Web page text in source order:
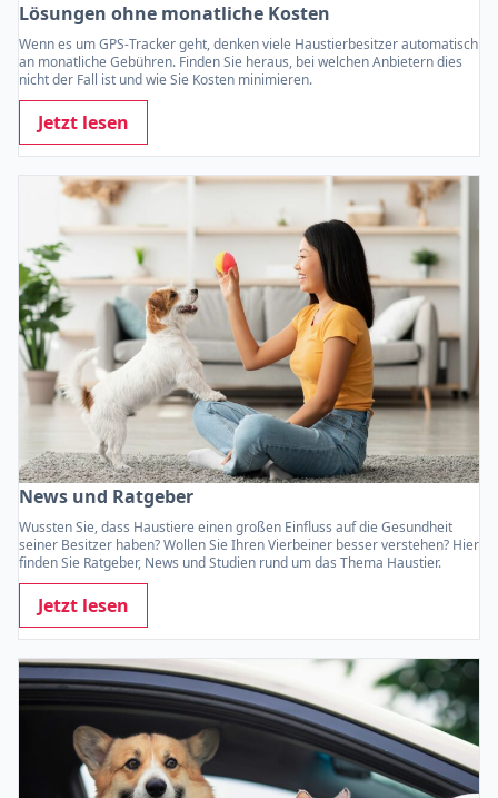
Lösungen ohne monatliche Kosten
Wenn es um GPS-Tracker geht, denken viele Haustierbesitzer automatisch
an monatliche Gebühren. Finden Sie heraus, bei welchen Anbietern dies
nicht der Fall ist und wie Sie Kosten minimieren.
Jetzt lesen
News und Ratgeber
Wussten Sie, dass Haustiere einen großen Einfluss auf die Gesundheit
seiner Besitzer haben? Wollen Sie Ihren Vierbeiner besser verstehen? Hier
finden Sie Ratgeber, News und Studien rund um das Thema Haustier.
Jetzt lesen